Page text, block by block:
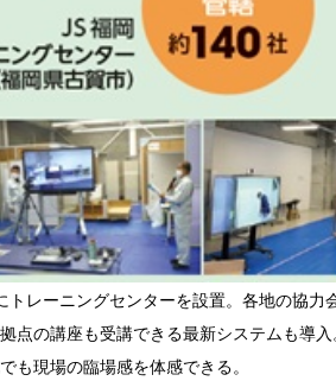
トレーニングセンターを設置。各地の協力
点の講座も受講できる最新システムも導
も現場の臨場感を体感できる。